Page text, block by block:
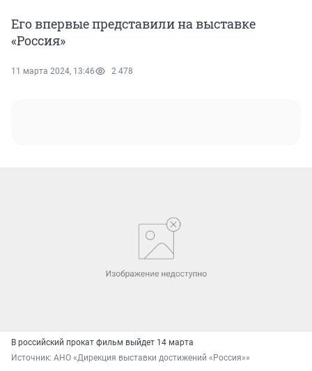
Его впервые представили на выставке
«Россия»
11 марта 2024, 13:46 2 478
В российский прокат фильм выйдет 14 марта
Источник: АНО «Дирекция выставки достижений «Россия»»